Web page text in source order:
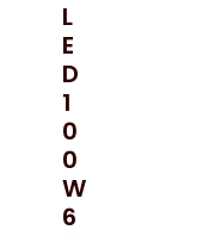
L
E
D
1
0
0
W
6